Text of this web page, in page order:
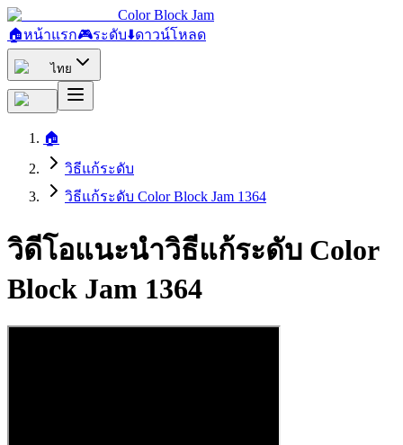
Color Block Jam
🏠หน้าแรก🎮ระดับ⬇️ดาวน์โหลด
ไทย
🏠
วิธีแก้ระดับ
วิธีแก้ระดับ Color Block Jam 1364
วิดีโอแนะนำวิธีแก้ระดับ Color
Block Jam 1364